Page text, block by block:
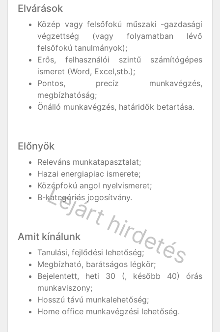
Elvárások
Közép vagy felsőfokú műszaki -gazdasági
végzettség (vagy folyamatban lévő
felsőfokú tanulmányok);
Erős, felhasználói szintű számítógépes
ismeret (Word, Excel,stb.);
Pontos, precíz munkavégzés,
megbízhatóság;
Önálló munkavégzés, határidők betartása.
Előnyök
Releváns munkatapasztalat;
Hazai energiapiac ismerete;
Középfokú angol nyelvismeret;
B-kategóriás jogosítvány.
Amit kínálunk
Tanulási, fejlődési lehetőség;
Megbízható, barátságos légkör;
Bejelentett, heti 30 (, később 40) órás
munkaviszony;
Hosszú távú munkalehetőség;
Home office munkavégzési lehetőség.